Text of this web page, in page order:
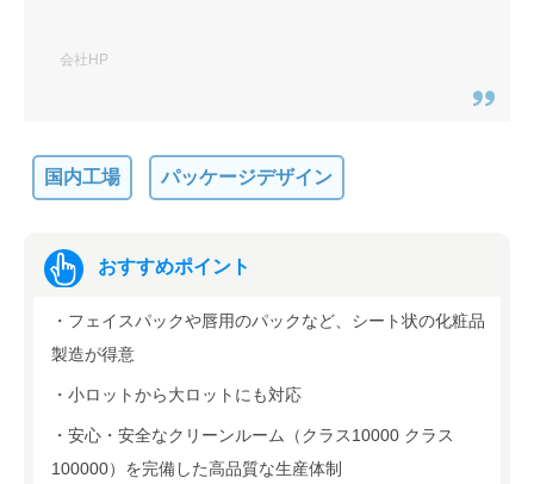
会社HP
国内工場 パッケージデザイン
おすすめポイント
・フェイスパックや唇用のパックなど、シート状の化粧品
製造が得意
・小ロットから大ロットにも対応
・安心・安全なクリーンルーム（クラス10000 クラス
100000）を完備した高品質な生産体制